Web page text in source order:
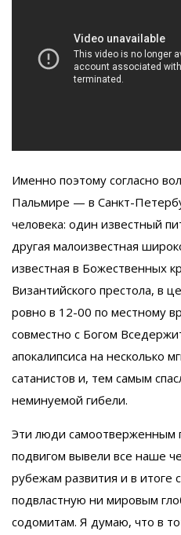
Именно поэтому согласно
Пальмире — в Санкт-
человека: один известный
другая малоизвестная
известная в Божественных
Византийского престола, в
ровно в 12-00 по местному
совместно с Богом
апокалипсиса на несколько
сатанистов и, тем самым
неминуемой гибели.
Эти люди самоотверженным
подвигом вывели все наше
рубежам развития и в итоге
подвластную ни мировым
содомитам. Я думаю, что в